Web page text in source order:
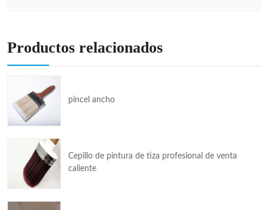
Productos relacionados
pincel ancho
Cepillo de pintura de tiza profesional de venta
caliente